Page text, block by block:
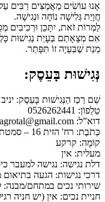
אָנוּ עוֹשִׂים מַאֲמַצִּים רַבִּים
חֲוָיַת גְּלִישָׁה נוֹחָה וּנְגִישָׁה.
לַמְרוֹת זֹאת, יִתָּכֵן וּרְכִיבִים
אִם מְצָאָתַם בְּעָיַת נְגִישׁוּת
מְנַת שֶׁבְּעָיָה זוֹ תִּפָּתֵר.
נְּגִישׁוּת בָּעֵסֶק:
שֵׁם רַכַּז הַנְּגִישׁוּת בָּעֵסֶק: יניב
טֵלֵפוֹן: 0526262441
דוא”ל: yaniv.agrotal@gmail.com
כְּתֹבֶת: רח' הזית 16 – סמטת הדקל, כפר ביל"ו (לשים בוויז "אגורטל")
קוֹמָה: קרקע
מעלית: אין
דלת נגישה: נגישה למעבר
דרכי נגישות: הגעה
שירותי נכים במתחם/מבנה:
חניית נכים: אין (יש חניה